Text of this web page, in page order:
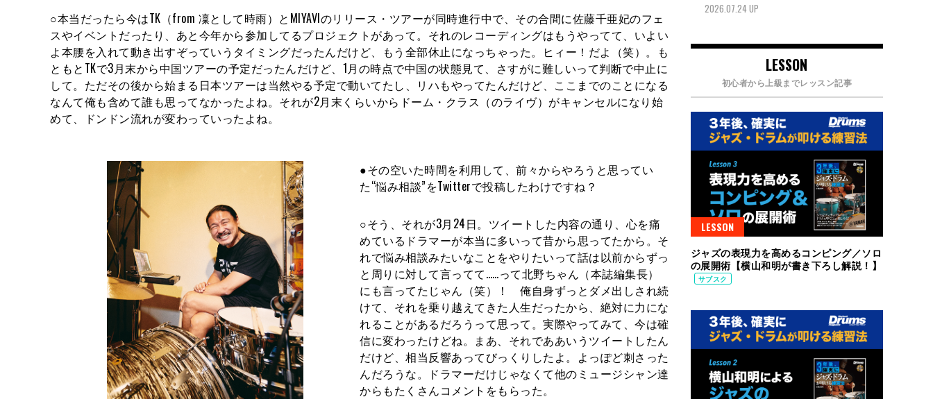
○本当だったら今はTK（from 凜として時雨）とMIYAVIのリリース・ツアーが同時進行中で、その合間に佐藤千亜妃のフェ
スやイベントだったり、あと今年から参加してるプロジェクトがあって。それのレコーディングはもうやってて、いよい
よ本腰を入れて動き出すぞっていうタイミングだったんだけど、もう全部休止になっちゃった。ヒィー！だよ（笑）。も
ともとTKで3月末から中国ツアーの予定だったんだけど、1月の時点で中国の状態見て、さすがに難しいって判断で中止に
して。ただその後から始まる日本ツアーは当然やる予定で動いてたし、リハもやってたんだけど、ここまでのことになる
なんて俺も含めて誰も思ってなかったよね。それが2月末くらいからドーム・クラス（のライヴ）がキャンセルになり始
めて、ドンドン流れが変わっていったよね。
●その空いた時間を利用して、前々からやろうと思ってい
た“悩み相談”をTwitterで投稿したわけですね？
○そう、それが3月24日。ツイートした内容の通り、心を痛
めているドラマーが本当に多いって昔から思ってたから。そ
れで悩み相談みたいなことをやりたいって話は以前からずっ
と周りに対して言ってて……って北野ちゃん（本誌編集長）
にも言ってたじゃん（笑）！ 俺自身ずっとダメ出しされ続
けて、それを乗り越えてきた人生だったから、絶対に力にな
れることがあるだろうって思って。実際やってみて、今は確
信に変わったけどね。まあ、それでああいうツイートしたん
だけど、相当反響あってびっくりしたよ。よっぽど刺さった
んだろうな。ドラマーだけじゃなくて他のミュージシャン達
からもたくさんコメントをもらった。
2026.07.24 UP
LESSON
初心者から上級までレッスン記事
LESSON
ジャズの表現力を高めるコンピング／ソロ
の展開術【横山和明が書き下ろし解説！】
サブスク